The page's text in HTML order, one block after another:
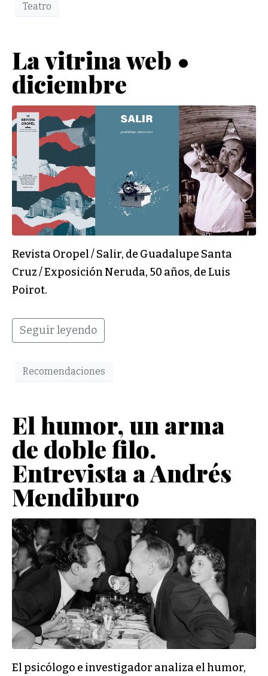
Teatro
La vitrina web •
diciembre
Revista Oropel / Salir, de Guadalupe Santa
Cruz / Exposición Neruda, 50 años, de Luis
Poirot.
Seguir leyendo
Recomendaciones
El humor, un arma
de doble filo.
Entrevista a Andrés
Mendiburo
El psicólogo e investigador analiza el humor,